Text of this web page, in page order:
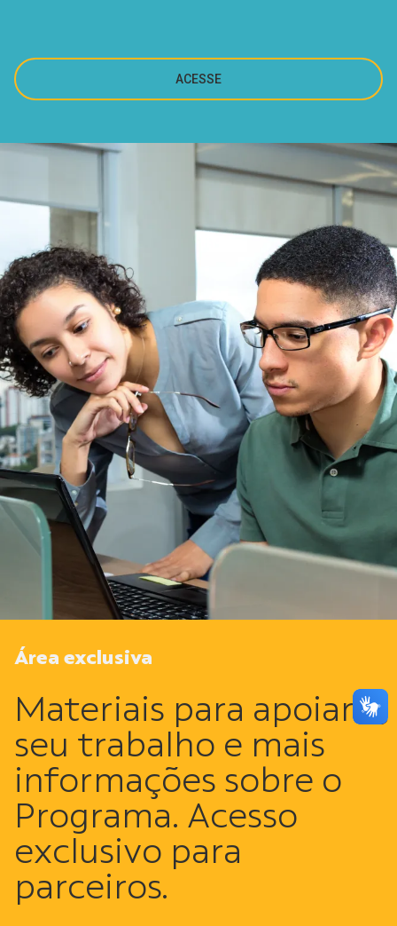
ACESSE
Área exclusiva
Materiais para apoiar o
seu trabalho e mais
informações sobre o
Programa. Acesso
exclusivo para
parceiros.